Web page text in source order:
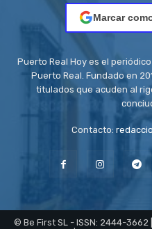
Marcar
Puerto Real Hoy es el
Puerto Real. Fundado en
titulados que acuden al
Contacto:
© Be First SL - ISSN: 2444-3662